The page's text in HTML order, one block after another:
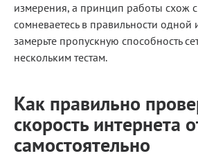
измерения, а принцип работы схож
сомневаетесь в правильности одной
замерьте пропускную способность
нескольким тестам.
Как правильно
скорость интернета
самостоятельно